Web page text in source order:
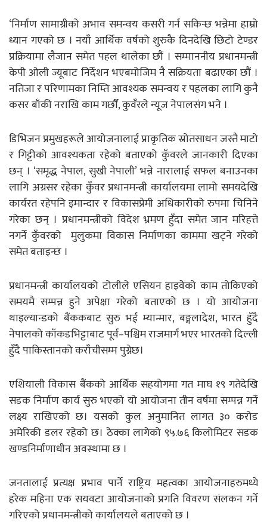
‘निर्माण सामाग्रीको अभाव समन्वय कसरी गर्न सकिन्छ भन्नेमा हाम्रो
ध्यान गएको छ । नयाँ आर्थिक वर्षको शुरुकै दिनदेखि छिटो टेण्डर
प्रक्रियामा लैजान समेत पहल थालेका छाैं । सम्माननीय प्रधानमन्त्री
केपी ओली ज्यूबाट निर्देशन भएबमोजिम नै सक्रियता बढाएका छाैं ।
नतिजा र परिणामका निम्ति आवश्यक समन्वय र पहलका लागि कुनै
कसर बाँकी नराखि काम गर्छाैं, कुवँरले न्यूज नेपालसंग भने ।
डिभिजन प्रमुखहरूले आयोजनालाई प्राकृतिक स्रोतसाधन जस्तै माटो
र गिट्टीको आवश्यकता रहेको बताएको कुँवरले जानकारी दिएका
छन् । ‘समृद्ध नेपाल, सुखी नेपाली’ भन्ने नारालाई सफल बनाउनका
लागि अग्रसर रहेका कुँवर प्रधानमन्त्री कार्यालयमा लामो समयदेखि
कार्यरत रहेपनि इमान्दार र विकासप्रेमी अधिकारीको रुपमा चिनिने
गरेका छन् । प्रधानमन्त्रीको विदेश भ्रमण हुँदा समेत जान मरिहत्ते
नगर्ने कुँवरको मुलुकमा विकास निर्माणका काममा खट्ने गरेको
समेत बताइन्छ ।
प्रधानमन्त्री कार्यालयको टोलीले एसियन हाइवेको काम तोकिएको
समयमै सम्पन्न हुने अपेक्षा गरेको बताएको छ । यो आयोजना
थाइल्यान्डको बैंककबाट सुरु भई म्यान्मार, बङ्गलादेश, भारत हुँदै
नेपालको काँकडभिट्टाबाट पूर्व–पश्चिम राजमार्ग भएर भारतको दिल्ली
हुँदै पाकिस्तानको कराँचीसम्म पुग्नेछ।
एशियाली विकास बैंकको आर्थिक सहयोगमा गत माघ १९ गतेदेखि
सडक निर्माण कार्य सुरु भएको यो आयोजना तीन वर्षमा सम्पन्न गर्ने
लक्ष्य राखिएको छ। यसको कुल अनुमानित लागत ३० करोड
अमेरिकी डलर रहेको छ। ठेक्का लागेको ९५.७६ किलोमिटर सडक
खण्डनिर्माणाधीन अवस्थामा छ ।
जनतालाई प्रत्यक्ष प्रभाव पार्ने राष्ट्रिय महत्वका आयोजनाहरुमध्ये
हरेक महिना एक सयवटा आयोजनाको प्रगति विवरण संलकन गर्ने
गरिएको प्रधानमन्त्रीको कार्यालयले बताएको छ ।